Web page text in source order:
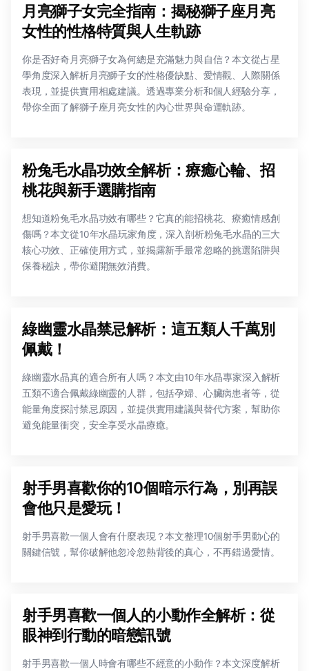
月亮獅子女完全指南：揭秘獅子座月亮
女性的性格特質與人生軌跡
你是否好奇月亮獅子女為何總是充滿魅力與自信？本文從占星
學角度深入解析月亮獅子女的性格優缺點、愛情觀、人際關係
表現，並提供實用相處建議。透過專業分析和個人經驗分享，
帶你全面了解獅子座月亮女性的內心世界與命運軌跡。
粉兔毛水晶功效全解析：療癒心輪、招
桃花與新手選購指南
想知道粉兔毛水晶功效有哪些？它真的能招桃花、療癒情感創
傷嗎？本文從10年水晶玩家角度，深入剖析粉兔毛水晶的三大
核心功效、正確使用方式，並揭露新手最常忽略的挑選陷阱與
保養秘訣，帶你避開無效消費。
綠幽靈水晶禁忌解析：這五類人千萬別
佩戴！
綠幽靈水晶真的適合所有人嗎？本文由10年水晶專家深入解析
五類不適合佩戴綠幽靈的人群，包括孕婦、心臟病患者等，從
能量角度探討禁忌原因，並提供實用建議與替代方案，幫助你
避免能量衝突，安全享受水晶療癒。
射手男喜歡你的10個暗示行為，別再誤
會他只是愛玩！
射手男喜歡一個人會有什麼表現？本文整理10個射手男動心的
關鍵信號，幫你破解他忽冷忽熱背後的真心，不再錯過愛情。
射手男喜歡一個人的小動作全解析：從
眼神到行動的暗戀訊號
射手男喜歡一個人時會有哪些不經意的小動作？本文深度解析